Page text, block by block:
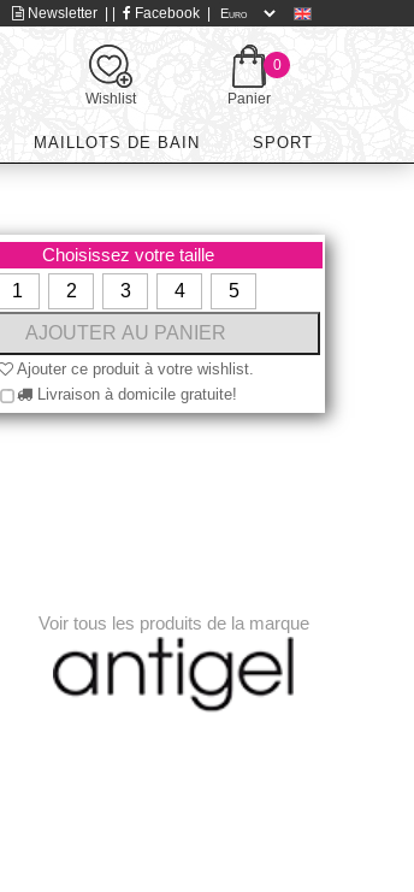
Newsletter Facebook
Wishlist
0
Panier
MAILLOTS DE BAIN SPORT
Choisissez votre taille
1
2 3 4 5
Ajouter ce produit à votre wishlist.
Livraison à domicile gratuite!
Voir tous les produits de la marque